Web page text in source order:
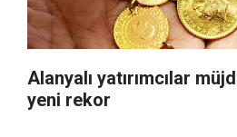
Alanyalı yatırımcılar
yeni rekor